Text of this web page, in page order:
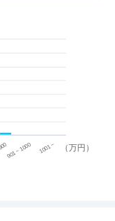
（万円）
901 ~ 1000 1001 ~